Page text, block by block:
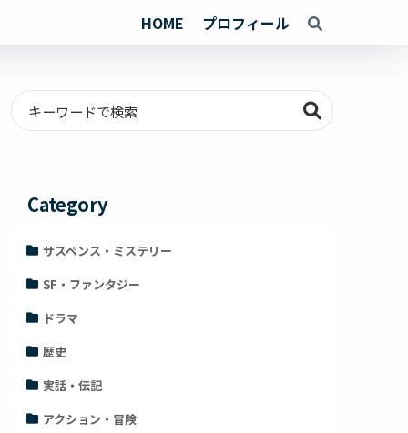
HOME プロフィール
Category
サスペンス・ミステリー
SF・ファンタジー
ドラマ
歴史
実話・伝記
アクション・冒険